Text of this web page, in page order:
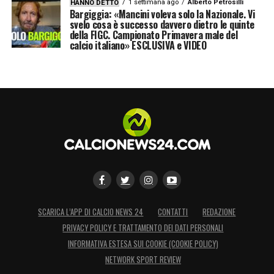
LA PLAYLIST DELLE NOSTRE TOP NEWS
HANNO DETTO 1 settimana ago Alberto Petrosilli
Bargiggia: «Mancini voleva solo la Nazionale. Vi
svelo cosa è successo davvero dietro le quinte
della FIGC. Campionato Primavera male del
calcio italiano» ESCLUSIVA e VIDEO
SCARICA L’APP DI CALCIO NEWS 24 CONTATTI
REDAZIONE
PRIVACY POLICY E TRATTAMENTO DEI DATI PERSONALI
INFORMATIVA ESTESA SUI COOKIE (COOKIE POLICY)
NETWORK SPORT REVIEW